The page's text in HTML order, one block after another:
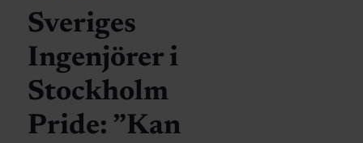
Sveriges
Ingenjörer i
Stockholm
Pride: ”Kan